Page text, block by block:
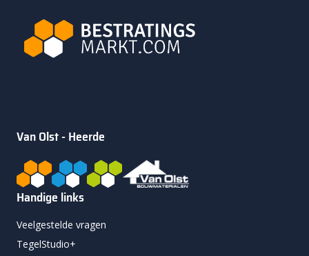
Van Olst - Heerde
Handige links
Veelgestelde vragen
TegelStudio+